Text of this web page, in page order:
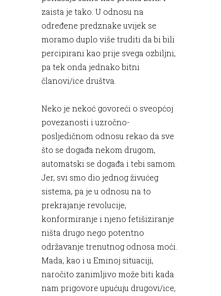
zaista je tako. U odnosu na
određene predznake uvijek se
moramo duplo više truditi da bi bili
percipirani kao prije svega ozbiljni,
pa tek onda jednako bitni
članovi/ice društva.
Neko je nekoć govoreći o sveopćoj
povezanosti i uzročno-
posljedičnom odnosu rekao da sve
što se događa nekom drugom,
automatski se događa i tebi samom.
Jer, svi smo dio jednog živućeg
sistema, pa je u odnosu na to
prekrajanje revolucije,
konformiranje i njeno fetišiziranje
ništa drugo nego potentno
održavanje trenutnog odnosa moći.
Mada, kao i u Eminoj situaciji,
naročito zanimljivo može biti kada
nam prigovore upućuju drugovi/ice,